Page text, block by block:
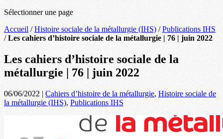
Sélectionner une page
Accueil /Histoire sociale de la métallurgie (IHS) /Publications IHS
/Les cahiers d’histoire sociale de la métallurgie | 76 | juin 2022
Les cahiers d’histoire sociale de la
métallurgie | 76 | juin 2022
06/06/2022 | Cahiers d’histoire de la métallurgie, Histoire sociale de
la métallurgie (IHS), Publications IHS